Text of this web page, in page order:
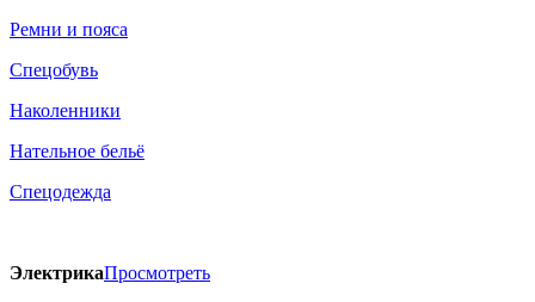
Ремни и пояса
Спецобувь
Наколенники
Нательное бельё
Спецодежда
ЭлектрикаПросмотреть